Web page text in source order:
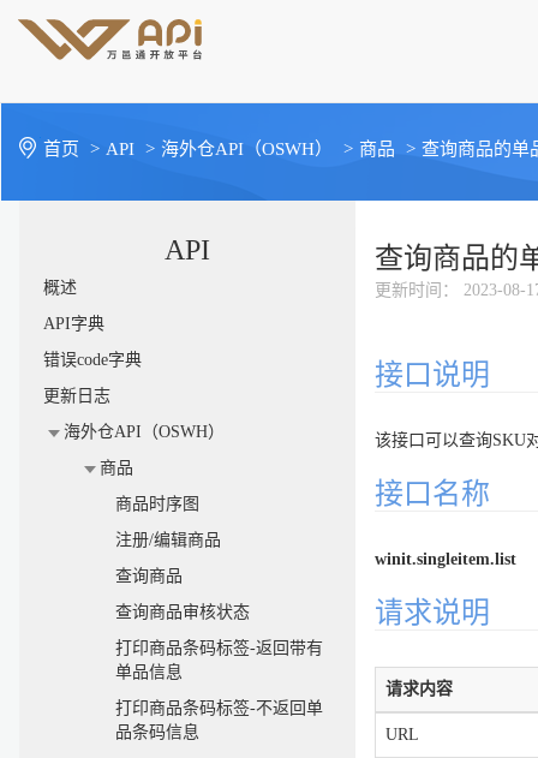
首页 > API > 海外仓API（OSWH） > 商品 > 查询商品的单
API
概述
API字典
错误code字典
更新日志
海外仓API（OSWH）
商品
商品时序图
注册/编辑商品
查询商品
查询商品审核状态
打印商品条码标签-返回带有
单品信息
打印商品条码标签-不返回单
品条码信息
查询商品的
更新时间 ： 2023-08-
接口说明
该接口可以查询SKU
接口名称
winit.singleitem.list
请求说明
请求内容
URL